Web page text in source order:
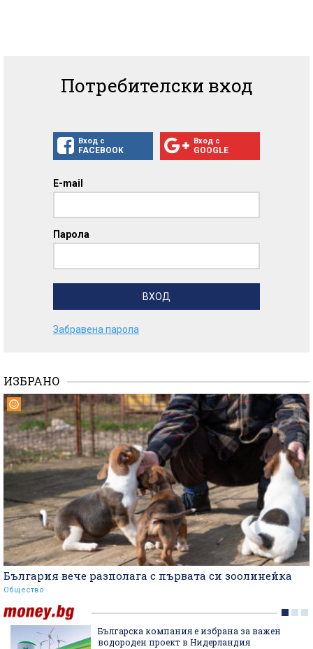
Потребителски вход
Вход с
FACEBOOK
Вход с
GOOGLE
E-mail
Парола
Забравена парола
ИЗБРАНО
България вече разполага с първата си зоолинейка
Общество
Българска компания е избрана за важен
водороден проект в Нидерландия